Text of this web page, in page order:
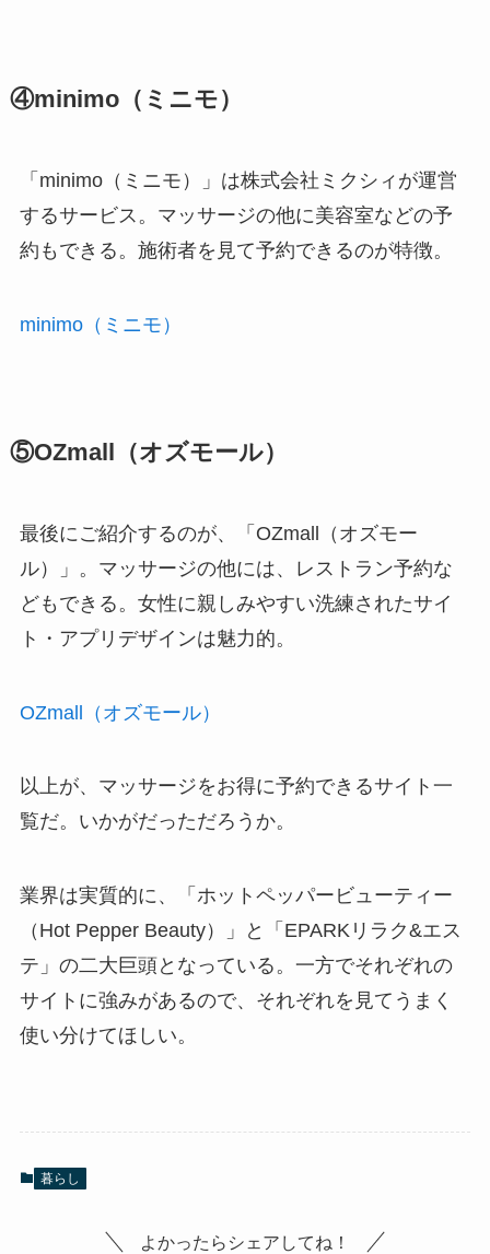
④minimo（ミニモ）
「minimo（ミニモ）」は株式会社ミクシィが運営
するサービス。マッサージの他に美容室などの予
約もできる。施術者を見て予約できるのが特徴。
minimo（ミニモ）
⑤OZmall（オズモール）
最後にご紹介するのが、「OZmall（オズモー
ル）」。マッサージの他には、レストラン予約な
どもできる。女性に親しみやすい洗練されたサイ
ト・アプリデザインは魅力的。
OZmall（オズモール）
以上が、マッサージをお得に予約できるサイト一
覧だ。いかがだっただろうか。
業界は実質的に、「ホットペッパービューティー
（Hot Pepper Beauty）」と「EPARKリラク&エス
テ」の二大巨頭となっている。一方でそれぞれの
サイトに強みがあるので、それぞれを見てうまく
使い分けてほしい。
暮らし
よかったらシェアしてね！